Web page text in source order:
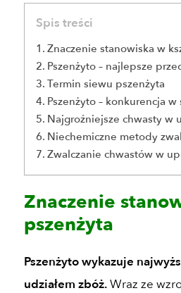
Spis treści
Znaczenie stanowiska w
Pszenżyto – najlepsze
Termin siewu pszenżyta
Pszenżyto – konkurencja
Najgroźniejsze chwasty w
Niechemiczne metody
Zwalczanie chwastów w
Znaczenie
pszenżyta
Pszenżyto wykazuje
udziałem zbóż.Wraz ze